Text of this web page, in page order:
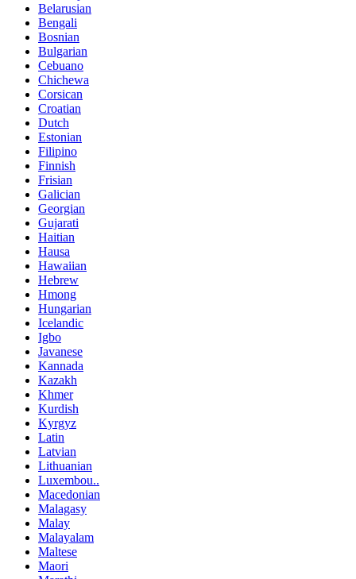
Belarusian
Bengali
Bosnian
Bulgarian
Cebuano
Chichewa
Corsican
Croatian
Dutch
Estonian
Filipino
Finnish
Frisian
Galician
Georgian
Gujarati
Haitian
Hausa
Hawaiian
Hebrew
Hmong
Hungarian
Icelandic
Igbo
Javanese
Kannada
Kazakh
Khmer
Kurdish
Kyrgyz
Latin
Latvian
Lithuanian
Luxembou..
Macedonian
Malagasy
Malay
Malayalam
Maltese
Maori